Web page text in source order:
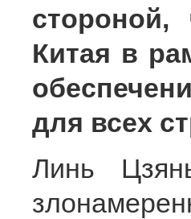
Китая в
для всех
Линь